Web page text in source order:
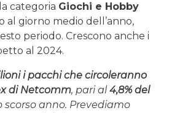
categoria Giochi e Hobby
giorno medio dell’anno,
periodo. Crescono anche i
al 2024.
i pacchi che circoleranno
di Netcomm, pari al4,8% del
scorso anno. Prevediamo